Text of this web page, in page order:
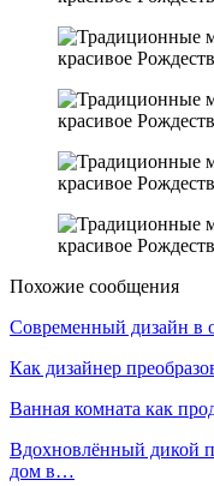
Похожие сообщения
Современный дизайн в
Как дизайнер
Ванная комната как
Вдохновлённый дикой
дом в…